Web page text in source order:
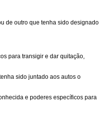
de outro que tenha sido designado
para transigir e dar quitação,
sido juntado aos autos o
e poderes específicos para